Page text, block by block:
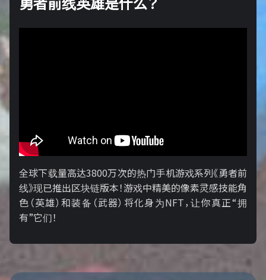
全球下载量高达3800万次的热门手机游戏系列《勇者前
线》现已推出区块链版本！游戏中精美的像素灵感技能角
色（英雄）和装备（武器）将化身为NFT，让你真正“拥
有”它们！